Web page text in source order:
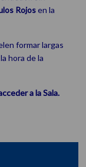
Rojosen la
formar largas
hora de la
a la Sala.